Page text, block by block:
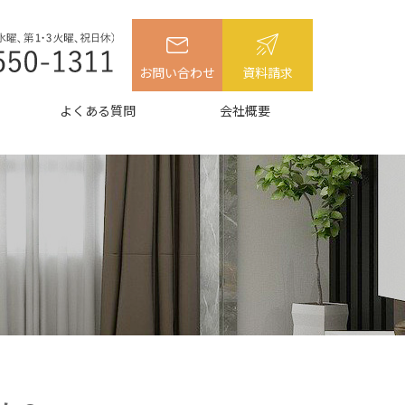
お問い合わせ 資料請求
よくある質問 会社概要